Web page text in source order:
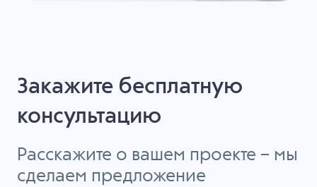
Закажите бесплатную
консультацию
Расскажите о вашем проекте – мы
сделаем предложение